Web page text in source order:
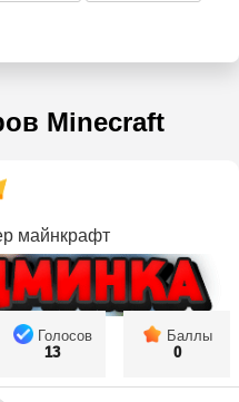
Minecraft
майнкрафт
Голосов
13
Баллы
0